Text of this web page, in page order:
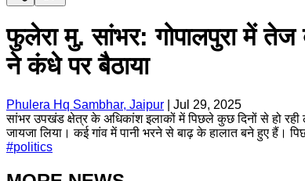
फुलेरा मु. सांभर: गोपालपुरा में तेज
ने कंधे पर बैठाया
Phulera Hq Sambhar, Jaipur
Jul 29, 2025
सांभर उपखंड क्षेत्र के अधिकांश इलाकों में पिछले कुछ दिनों से हो रही
जायजा लिया। कई गांव में पानी भरने से बाढ़ के हालात बने हुए हैं।
#politics